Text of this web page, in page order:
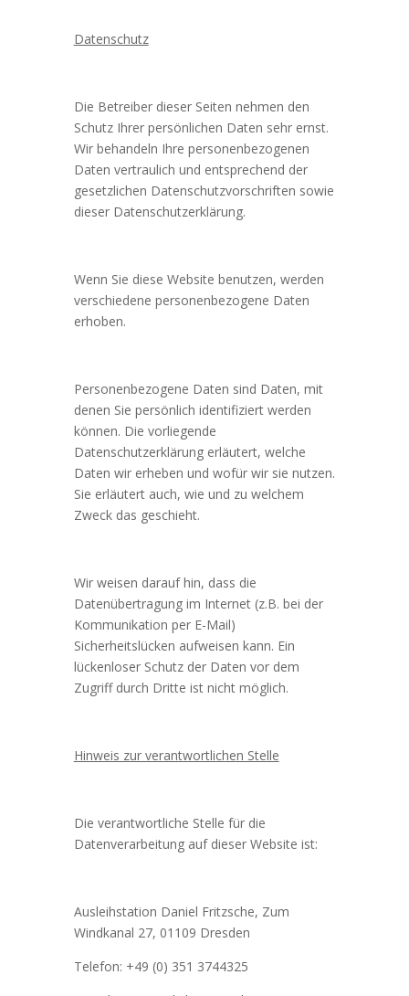
Datenschutz
Die Betreiber dieser Seiten nehmen den
Schutz Ihrer persönlichen Daten sehr ernst.
Wir behandeln Ihre personenbezogenen
Daten vertraulich und entsprechend der
gesetzlichen Datenschutzvorschriften sowie
dieser Datenschutzerklärung.
Wenn Sie diese Website benutzen, werden
verschiedene personenbezogene Daten
erhoben.
Personenbezogene Daten sind Daten, mit
denen Sie persönlich identifiziert werden
können. Die vorliegende
Datenschutzerklärung erläutert, welche
Daten wir erheben und wofür wir sie nutzen.
Sie erläutert auch, wie und zu welchem
Zweck das geschieht.
Wir weisen darauf hin, dass die
Datenübertragung im Internet (z.B. bei der
Kommunikation per E-Mail)
Sicherheitslücken aufweisen kann. Ein
lückenloser Schutz der Daten vor dem
Zugriff durch Dritte ist nicht möglich.
Hinweis zur verantwortlichen Stelle
Die verantwortliche Stelle für die
Datenverarbeitung auf dieser Website ist:
Ausleihstation Daniel Fritzsche, Zum
Windkanal 27, 01109 Dresden
Telefon: +49 (0) 351 3744325